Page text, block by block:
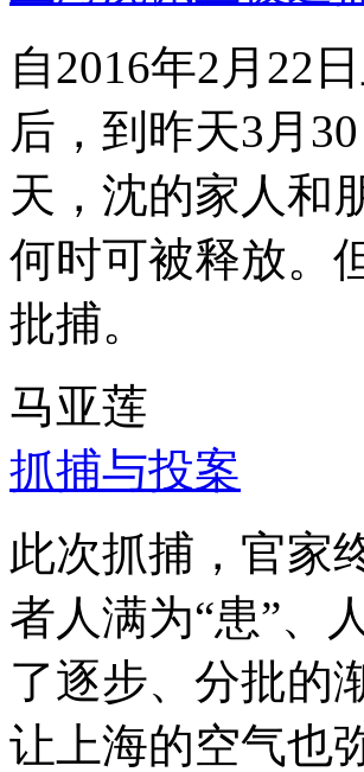
自2016年2月22
后，到昨天3月
天，沈的家人和
何时可被释放。
批捕。
马亚莲
抓捕与投案
此次抓捕，官家
者人满为“患”、
了逐步、分批的
让上海的空气也